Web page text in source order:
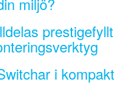
prestigefyllt
i kompakt